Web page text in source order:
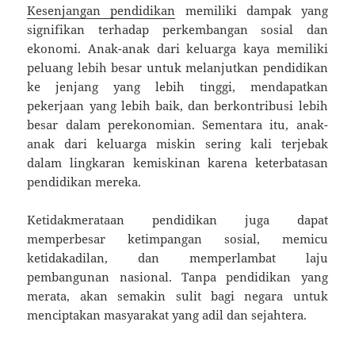
Kesenjangan pendidikan
memiliki dampak yang
signifikan terhadap perkembangan sosial dan
ekonomi. Anak-anak dari keluarga kaya memiliki
peluang lebih besar untuk melanjutkan pendidikan
ke jenjang yang lebih tinggi, mendapatkan
pekerjaan yang lebih baik, dan berkontribusi lebih
besar dalam perekonomian. Sementara itu, anak-
anak dari keluarga miskin sering kali terjebak
dalam lingkaran kemiskinan karena keterbatasan
pendidikan mereka.
Ketidakmerataan pendidikan juga dapat
memperbesar ketimpangan sosial, memicu
ketidakadilan, dan memperlambat laju
pembangunan nasional. Tanpa pendidikan yang
merata, akan semakin sulit bagi negara untuk
menciptakan masyarakat yang adil dan sejahtera.